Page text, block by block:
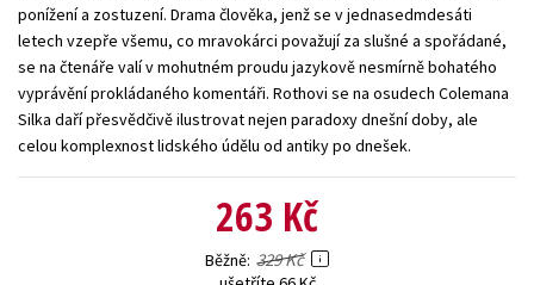
ponížení a zostuzení. Drama člověka, jenž se v jednasedmdesáti
letech vzepře všemu, co mravokárci považují za slušné a spořádané,
se na čtenáře valí v mohutném proudu jazykově nesmírně bohatého
vyprávění prokládaného komentáři. Rothovi se na osudech Colemana
Silka daří přesvědčivě ilustrovat nejen paradoxy dnešní doby, ale
celou komplexnost lidského údělu od antiky po dnešek.
263 Kč
Běžně 329 Kč